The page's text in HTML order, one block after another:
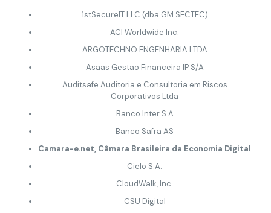
1stSecureIT LLC (dba GM SECTEC)
ACI Worldwide Inc.
ARGOTECHNO ENGENHARIA LTDA
Asaas Gestão Financeira IP S/A
Auditsafe Auditoria e Consultoria em Riscos
Corporativos Ltda
Banco Inter S.A
Banco Safra AS
Camara-e.net, Câmara Brasileira da Economia Digital
Cielo S.A.
CloudWalk, Inc.
CSU Digital